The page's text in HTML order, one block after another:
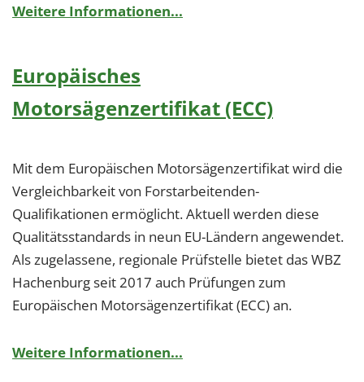
Weitere Informationen...
Europäisches
Motorsägenzertifikat (ECC)
Mit dem Europäischen Motorsägenzertifikat wird die
Vergleichbarkeit von Forstarbeitenden-
Qualifikationen ermöglicht. Aktuell werden diese
Qualitätsstandards in neun EU-Ländern angewendet.
Als zugelassene, regionale Prüfstelle bietet das WBZ
Hachenburg seit 2017 auch Prüfungen zum
Europäischen Motorsägenzertifikat (ECC) an.
Weitere Informationen...